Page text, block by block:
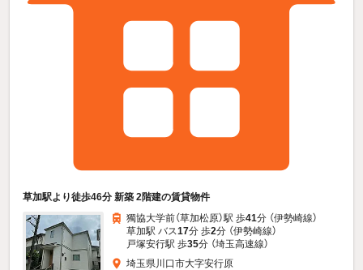
草加駅より徒歩46分 新築 2階建の賃貸物件
獨協大学前（草加松原）駅 歩41分 （伊勢崎線）
草加駅 バス17分 歩2分 （伊勢崎線）
戸塚安行駅 歩35分 （埼玉高速線）
埼玉県川口市大字安行原